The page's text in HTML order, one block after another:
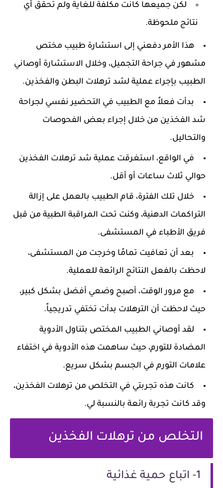
لكن جميعها كانت مكلفة للغاية ولم تحقق أي
نتائج ملحوظة.
هذا الأمر دفعني إلى استشارة طبيب مختص
مشهور في جراحة التجميل، وخلال الاستشارة أوصاني
الطبيب بإجراء عملية لشد ترهلات البطن والفخذين.
بدأت فعلاً مع الطبيب في التحضير نفسي لجراحة
شد الفخذين من خلال إجراء بعض الفحوصات
والتحاليل.
في الواقع، استغرقت عملية شد ترهلات الفخذين
حوالي ثلاث ساعات أو أقل.
خلال تلك الفترة، قام الطبيب بالعمل على إزالة
التراكمات الدهنية، وكنت تحت المراقبة الطبية من قبل
فريق الأطباء في المستشفى.
بعد أن تعافيت تمامًا وخرجت من المستشفى،
لاحظت بالفعل النتائج الرائعة للعملية.
مع مرور الوقت، أصبح وضعي أفضل بشكل كبير،
حيث لاحظت أن الترهلات بدأت تختفي تدريجياً.
لقد أوصاني الطبيب المختص بتناول الأدوية
المضادة للتورم، حيث ساهمت هذه الأدوية في اختفاء
علامات التورم في الجسم بشكل سريع.
كانت هذه تجربتي في التخلص من ترهلات الفخذين،
وقد كانت تجربة رائعة بالنسبة لي.
التخلص من ترهلات الفخذين
1- اتباع حمية غذائية